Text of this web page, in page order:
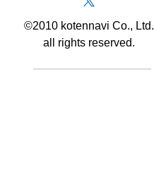
©2010 kotennavi Co., Ltd.
all rights reserved.